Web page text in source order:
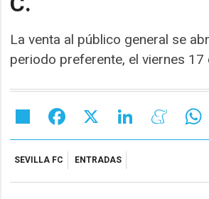
La venta al público general se
periodo preferente, el viernes 17
Share Facebook LinkedIn
SEVILLA FC ENTRADAS